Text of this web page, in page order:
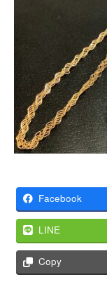
Facebook
LINE
Copy